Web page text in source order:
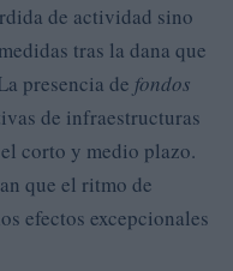
de actividad sino
tras la dana que
presencia de fondos
de infraestructuras
corto y medio plazo.
que el ritmo de
efectos excepcionales